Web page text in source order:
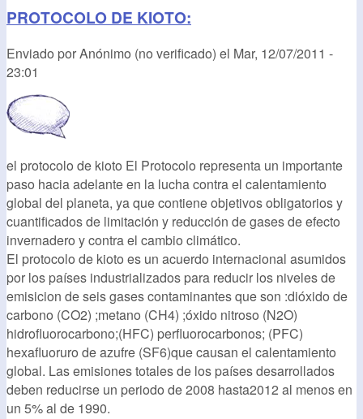
PROTOCOLO DE KIOTO:
Enviado porAnónimo (no verificado) el Mar, 12/07/2011 -
23:01
el protocolo de kioto El Protocolo representa un importante
paso hacia adelante en la lucha contra el calentamiento
global del planeta, ya que contiene objetivos obligatorios y
cuantificados de limitación y reducción de gases de efecto
invernadero y contra el cambio climático.
El protocolo de kioto es un acuerdo internacional asumidos
por los países industrializados para reducir los niveles de
emisicion de seis gases contaminantes que son :dióxido de
carbono (CO2) ;metano (CH4) ;óxido nitroso (N2O)
hidrofluorocarbono;(HFC) perfluorocarbonos; (PFC)
hexafluoruro de azufre (SF6)que causan el calentamiento
global. Las emisiones totales de los países desarrollados
deben reducirse un periodo de 2008 hasta2012 al menos en
un 5% al de 1990.